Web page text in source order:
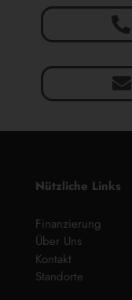
e


Nützliche Links
Finanzierung
Über Uns
Kontakt
Standorte